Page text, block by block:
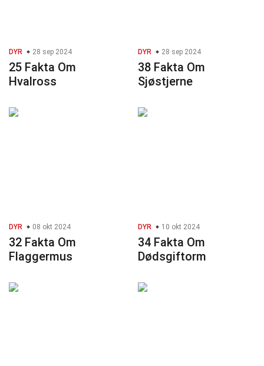
DYR 28 sep 2024
25 Fakta Om
Hvalross
DYR 28 sep 2024
38 Fakta Om
Sjøstjerne
DYR 08 okt 2024
32 Fakta Om
Flaggermus
DYR 10 okt 2024
34 Fakta Om
Dødsgiftorm